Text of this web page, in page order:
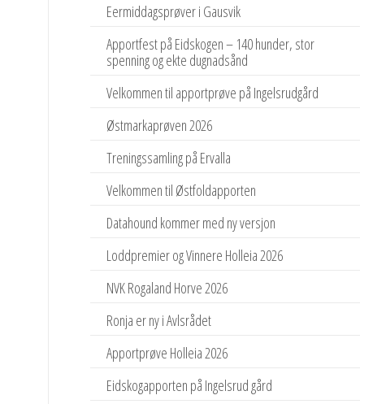
Eermiddagsprøver i Gausvik
Apportfest på Eidskogen – 140 hunder, stor
spenning og ekte dugnadsånd
Velkommen til apportprøve på Ingelsrudgård
Østmarkaprøven 2026
Treningssamling på Ervalla
Velkommen til Østfoldapporten
Datahound kommer med ny versjon
Loddpremier og Vinnere Holleia 2026
NVK Rogaland Horve 2026
Ronja er ny i Avlsrådet
Apportprøve Holleia 2026
Eidskogapporten på Ingelsrud gård